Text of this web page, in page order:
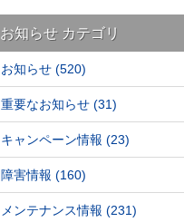
お知らせ カテゴリ
お知らせ (520)
重要なお知らせ (31)
キャンペーン情報 (23)
障害情報 (160)
メンテナンス情報 (231)